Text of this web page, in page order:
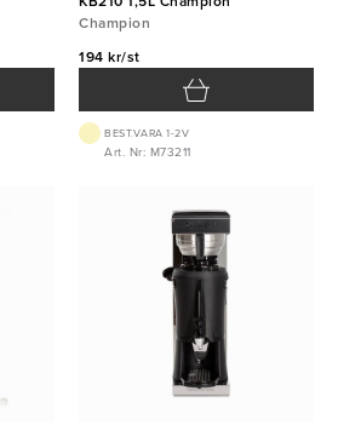
Champion
194 kr/st
BEST.VARA 1-2V
Art. Nr: M73211